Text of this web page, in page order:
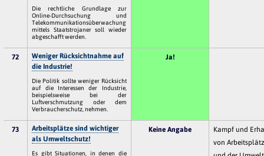
Die rechtliche Grundlage zur
Online-Durchsuchung und
Telekommunikationsüberwachung
mittels Staatstrojaner soll wieder
abgeschafft werden.
72
Weniger Rücksichtnahme auf
die Industrie!
Die Politik sollte weniger Rücksicht
auf die Interessen der Industrie,
beispielsweise bei der
Luftverschmutzung oder dem
Verbraucherschutz, nehmen.
Ja!
73
Arbeitsplätze sind wichtiger
als Umweltschutz!
Es gibt Situationen, in denen die
Keine Angabe
Kampf und
von